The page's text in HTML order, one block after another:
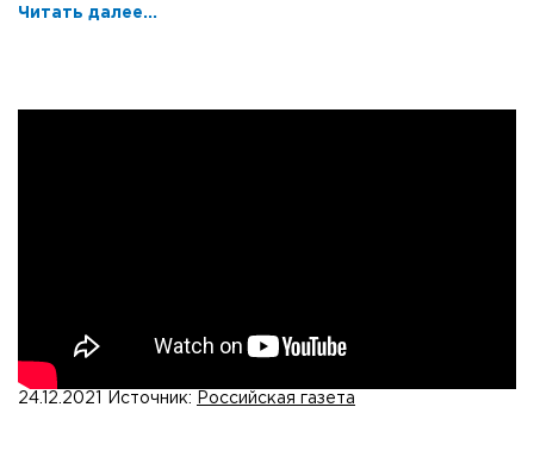
Читать далее...
24.12.2021 Источник: Российская газета